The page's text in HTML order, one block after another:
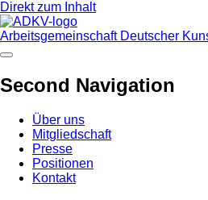
Direkt zum Inhalt
Arbeitsgemeinschaft Deutscher
Second Navigation
Über uns
Mitgliedschaft
Presse
Positionen
Kontakt